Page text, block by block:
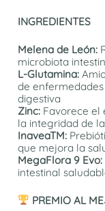
INGREDIENTES
Melena de León:
microbiota
L-Glutamina:
de
digestiva
Zinc:Favorece el
la integridad de
InaveaTM:
que mejora la
MegaFlora 9 Evo:
intestinal
PREMIO AL